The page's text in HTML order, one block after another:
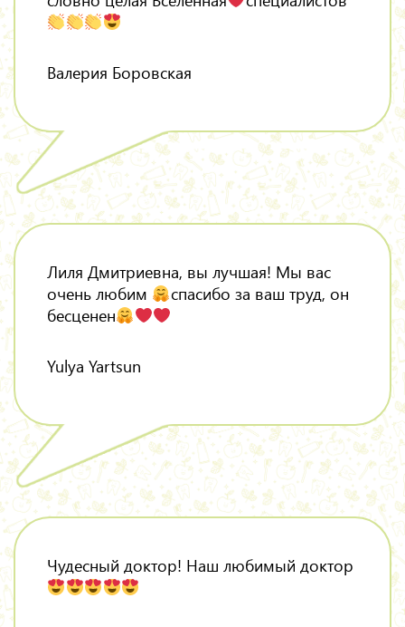
Валерия Боровская
Лиля Дмитриевна, вы лучшая! Мы вас
очень любим
спасибо за ваш труд, он
бесценен
Yulya Yartsun
Чудесный доктор! Наш любимый доктор